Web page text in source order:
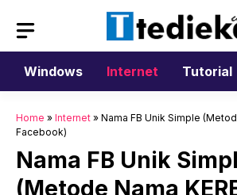
isi
Windows
Internet Tutorial
Home » Internet » Nama FB Unik Simple
Facebook)
Nama FB Unik
(Metode Nama